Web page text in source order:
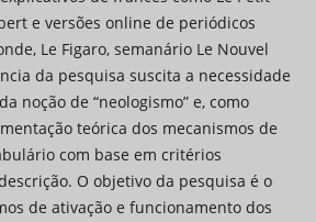
e versões online de periódicos
Le Figaro, semanário Le Nouvel
da pesquisa suscita a necessidade
noção de “neologismo” e, como
teórica dos mecanismos de
com base em critérios
O objetivo da pesquisa é o
de ativação e funcionamento dos